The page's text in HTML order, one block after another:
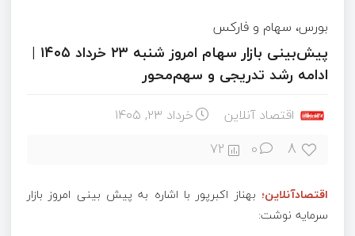
بورس، سهام و فارکس
پیش‌بینی بازار سهام امروز شنبه ۲۳ خرداد ۱۴۰۵ |
ادامه رشد تدریجی و سهم‌محور
اقتصاد آنلاین خرداد ۲۳, ۱۴۰۵
8
0
72
اقتصادآنلاین؛ بهناز اکبرپور با اشاره به پیش بینی امروز بازار
سرمایه نوشت: